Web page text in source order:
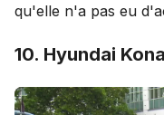
qu'elle n'a pas eu
10. Hyundai Kona